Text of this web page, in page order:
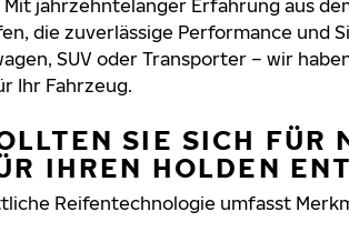
jahrzehntelanger Erfahrung aus
die zuverlässige Performance und
SUV oder Transporter – wir
Ihr Fahrzeug.
SIE SICH FÜR
IHREN HOLDEN
Reifentechnologie umfasst